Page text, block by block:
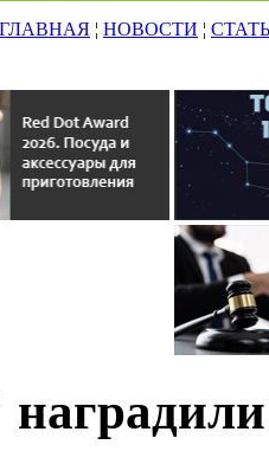
ГЛАВНАЯ ¦ НОВОСТИ ¦